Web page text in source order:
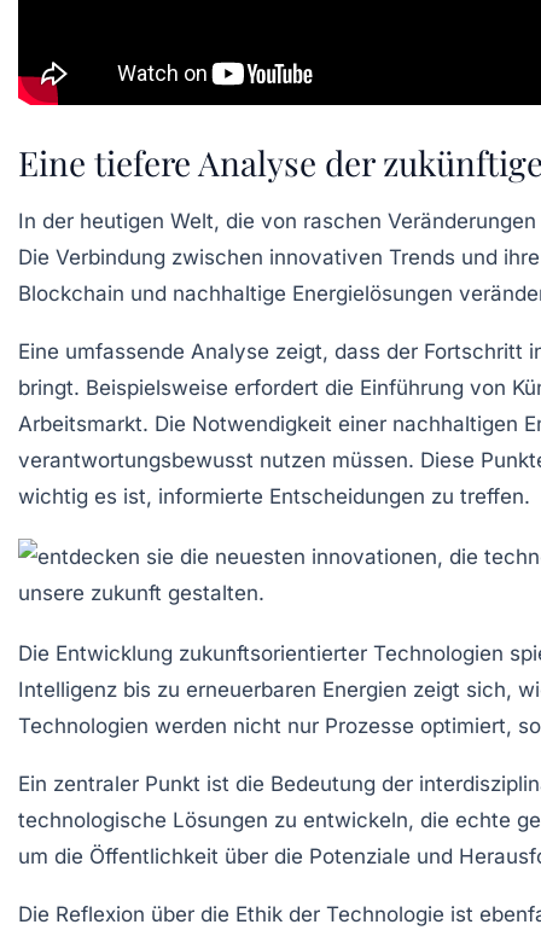
Eine tiefere Analyse der
In der heutigen Welt, die von raschen
Die Verbindung zwischen innovativen Trends und
Blockchain und nachhaltige Energielösungen
Eine umfassende Analyse zeigt, dass der
bringt. Beispielsweise erfordert die Einführung von
Arbeitsmarkt. Die Notwendigkeit einer nachhaltigen
verantwortungsbewusst nutzen müssen. Diese
wichtig es ist, informierte Entscheidungen zu treffen.
Die Entwicklung zukunftsorientierter Technologien
Intelligenz bis zu erneuerbaren Energien zeigt sich,
Technologien werden nicht nur Prozesse optimiert,
Ein zentraler Punkt ist die Bedeutung der
technologische Lösungen zu entwickeln, die echte
um die Öffentlichkeit über die Potenziale und
Die Reflexion über die Ethik der Technologie ist